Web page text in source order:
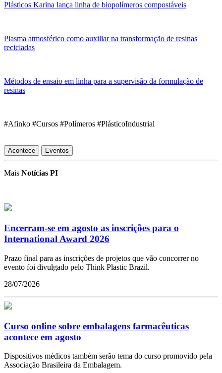
Plásticos Karina lança linha de biopolímeros compostáveis
Plasma atmosférico como auxiliar na transformação de resinas
recicladas
Métodos de ensaio em linha para a supervisão da formulação de
resinas
#Afinko #Cursos #Polímeros #PlásticoIndustrial
Acontece Eventos
Mais Notícias PI
Encerram-se em agosto as inscrições para o
International Award 2026
Prazo final para as inscrições de projetos que vão concorrer no
evento foi divulgado pelo Think Plastic Brazil.
28/07/2026
Curso online sobre embalagens farmacêuticas
acontece em agosto
Dispositivos médicos também serão tema do curso promovido pela
Associação Brasileira da Embalagem.